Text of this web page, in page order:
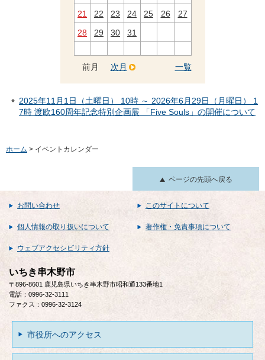
21
22 23 24 25 26
27
28
29 30 31
前月 一覧
次月
2025年11月1日（土曜日） 10時 ～ 2026年6月29日（月曜日） 1
7時 渡欧160周年記念特別企画展 「Five Souls」の開催について
ホーム > イベントカレンダー
ページの先頭へ戻る
お問い合わせ このサイトについて
個人情報の取り扱いについて 著作権・免責事項について
ウェブアクセシビリティ方針
いちき串木野市
〒896-8601 鹿児島県いちき串木野市昭和通133番地1
電話：0996-32-3111
ファクス：0996-32-3124
市役所へのアクセス